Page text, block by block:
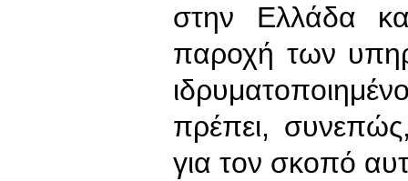
στην Ελλάδα
παροχή των
πρέπει,
για τον σκοπό